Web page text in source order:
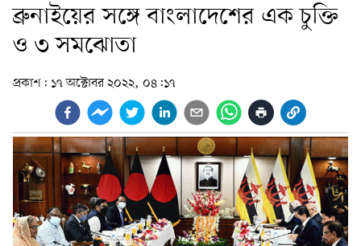
ব্রুনাইয়ের সঙ্গে বাংলাদেশের এক চুক্তি
ও ৩ সমঝোতা
প্রকাশ: ১৭ অক্টোবর ২০২২, ০৪:১৭